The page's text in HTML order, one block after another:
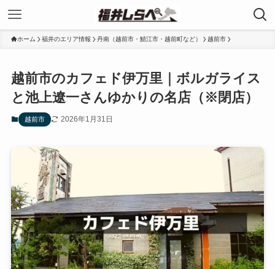
ホーム 福井のエリア情報 丹南（越前市・鯖江市・越前町など） 越前市
越前市のカフェド伊万里｜ボルガライス
と池上遼一さんゆかりの名店（※閉店）
越前市 2026年1月31日